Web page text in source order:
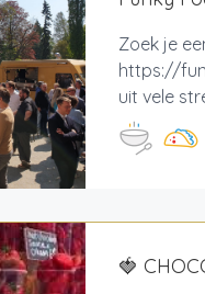
Zoek je
https://
uit vele
🍓